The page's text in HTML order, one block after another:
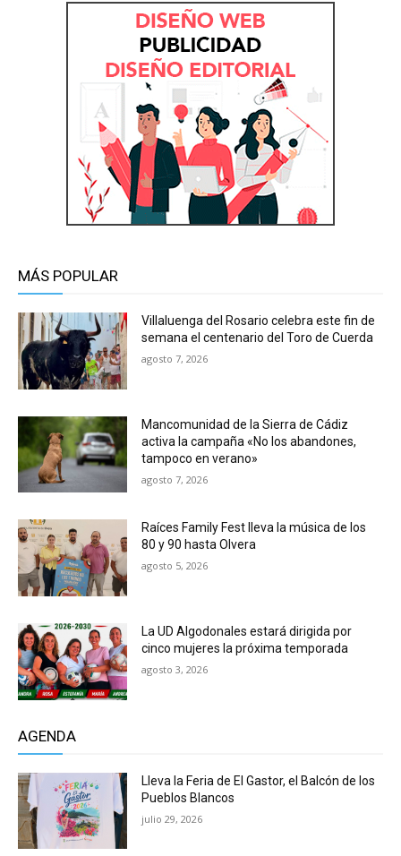
MÁS POPULAR
Villaluenga del Rosario celebra este fin de
semana el centenario del Toro de Cuerda
agosto 7, 2026
Mancomunidad de la Sierra de Cádiz
activa la campaña «No los abandones,
tampoco en verano»
agosto 7, 2026
Raíces Family Fest lleva la música de los
80 y 90 hasta Olvera
agosto 5, 2026
La UD Algodonales estará dirigida por
cinco mujeres la próxima temporada
agosto 3, 2026
AGENDA
Lleva la Feria de El Gastor, el Balcón de los
Pueblos Blancos
julio 29, 2026